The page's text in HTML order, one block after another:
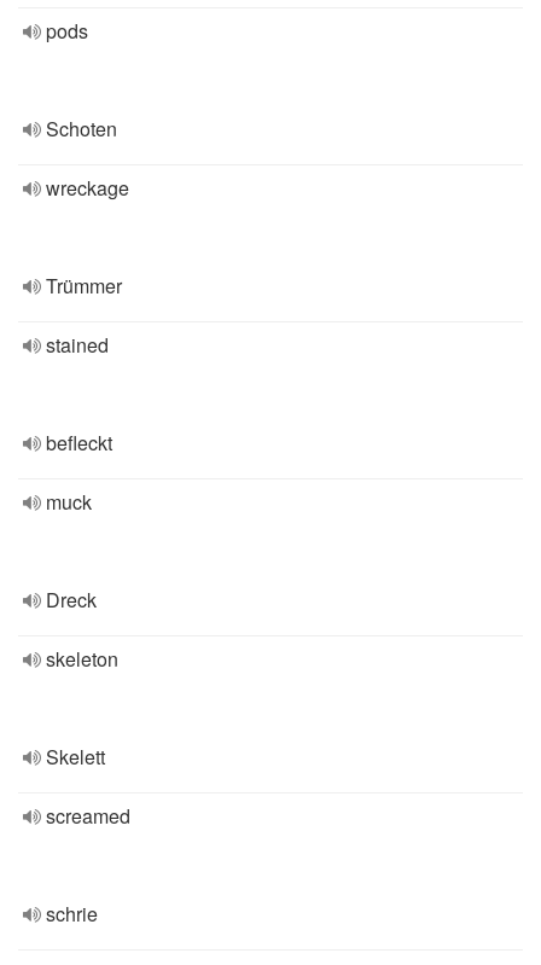
pods
Schoten
wreckage
Trümmer
stained
befleckt
muck
Dreck
skeleton
Skelett
screamed
schrie